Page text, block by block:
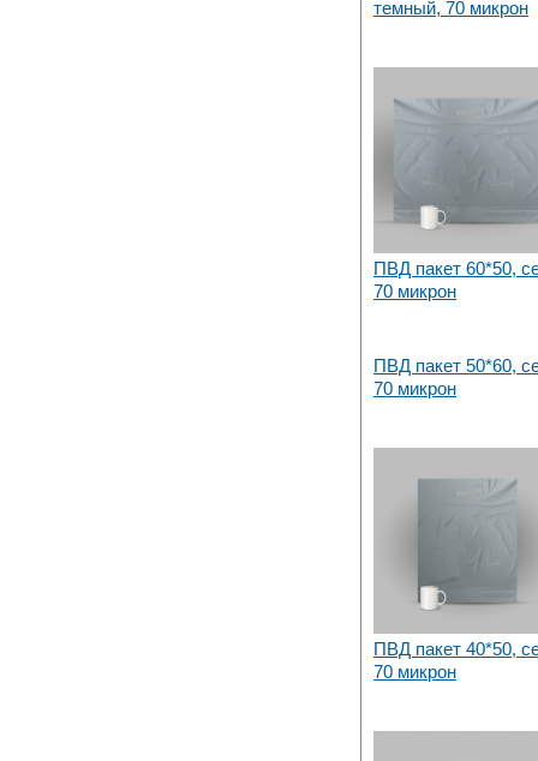
темный, 70 микрон
ПВД пакет 60*50,
70 микрон
ПВД пакет 50*60,
70 микрон
ПВД пакет 40*50,
70 микрон